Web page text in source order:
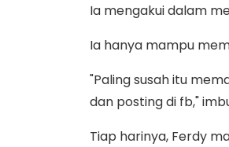
Ia mengakui dalam
Ia hanya mampu
"Paling susah itu
dan posting di fb,"
Tiap harinya, Ferdy